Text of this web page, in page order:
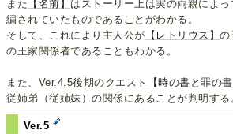
また 【名前】 はストーリー上は実の両親によ
繍されていたものであることがわかる。
そして、これにより主人公が 【レトリウス】の
の王家関係者であることもわかる。
また、Ver.4.5後期のクエスト 【時の書と罪の書
従姉弟（従姉妹）の関係にあることが判明する
Ver.5